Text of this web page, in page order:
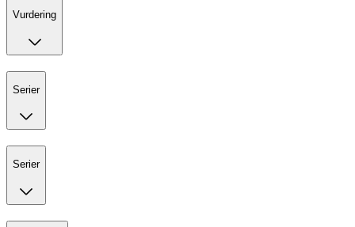
Vurdering
Serier
Serier